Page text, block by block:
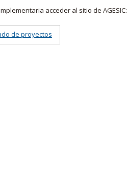
acceder al sitio de AGESIC:
de proyectos